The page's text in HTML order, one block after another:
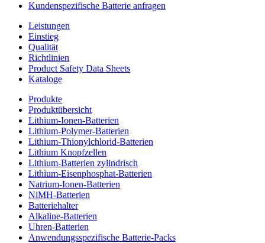
Kundenspezifische Batterie anfragen
Leistungen
Einstieg
Qualität
Richtlinien
Product Safety Data Sheets
Kataloge
Produkte
Produktübersicht
Lithium-Ionen-Batterien
Lithium-Polymer-Batterien
Lithium-Thionylchlorid-Batterien
Lithium Knopfzellen
Lithium-Batterien zylindrisch
Lithium-Eisenphosphat-Batterien
Natrium-Ionen-Batterien
NiMH-Batterien
Batteriehalter
Alkaline-Batterien
Uhren-Batterien
Anwendungsspezifische Batterie-Packs